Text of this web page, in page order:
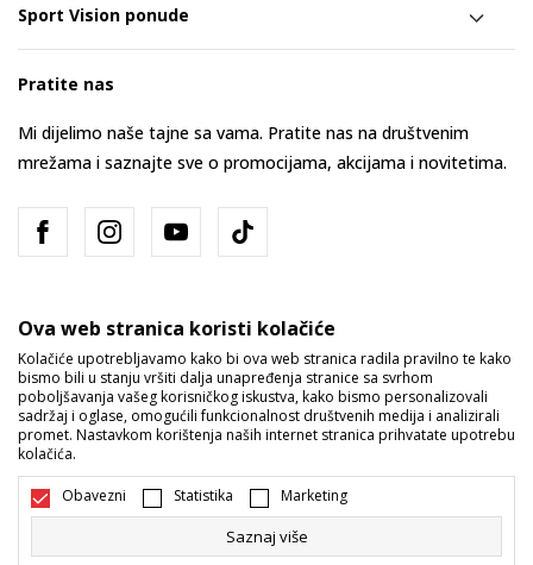
Sport Vision ponude
Pratite nas
Mi dijelimo naše tajne sa vama. Pratite nas na društvenim
mrežama i saznajte sve o promocijama, akcijama i novitetima.
Bosna i Hercegovina Promijenite
Nastojimo da budemo što precizniji u opisu proizvoda, prikazu slika i
Ova web stranica koristi kolačiće
Kolačiće upotrebljavamo kako bi ova web stranica radila pravilno te kako
bismo bili u stanju vršiti dalja unapređenja stranice sa svrhom
poboljšavanja vašeg korisničkog iskustva, kako bismo personalizovali
sadržaj i oglase, omogućili funkcionalnost društvenih medija i analizirali
promet. Nastavkom korištenja naših internet stranica prihvatate upotrebu
kolačića.
Obavezni Statistika Marketing
Saznaj više